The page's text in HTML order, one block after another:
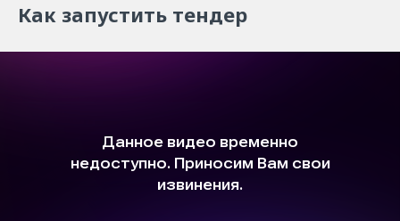
Как запустить тендер